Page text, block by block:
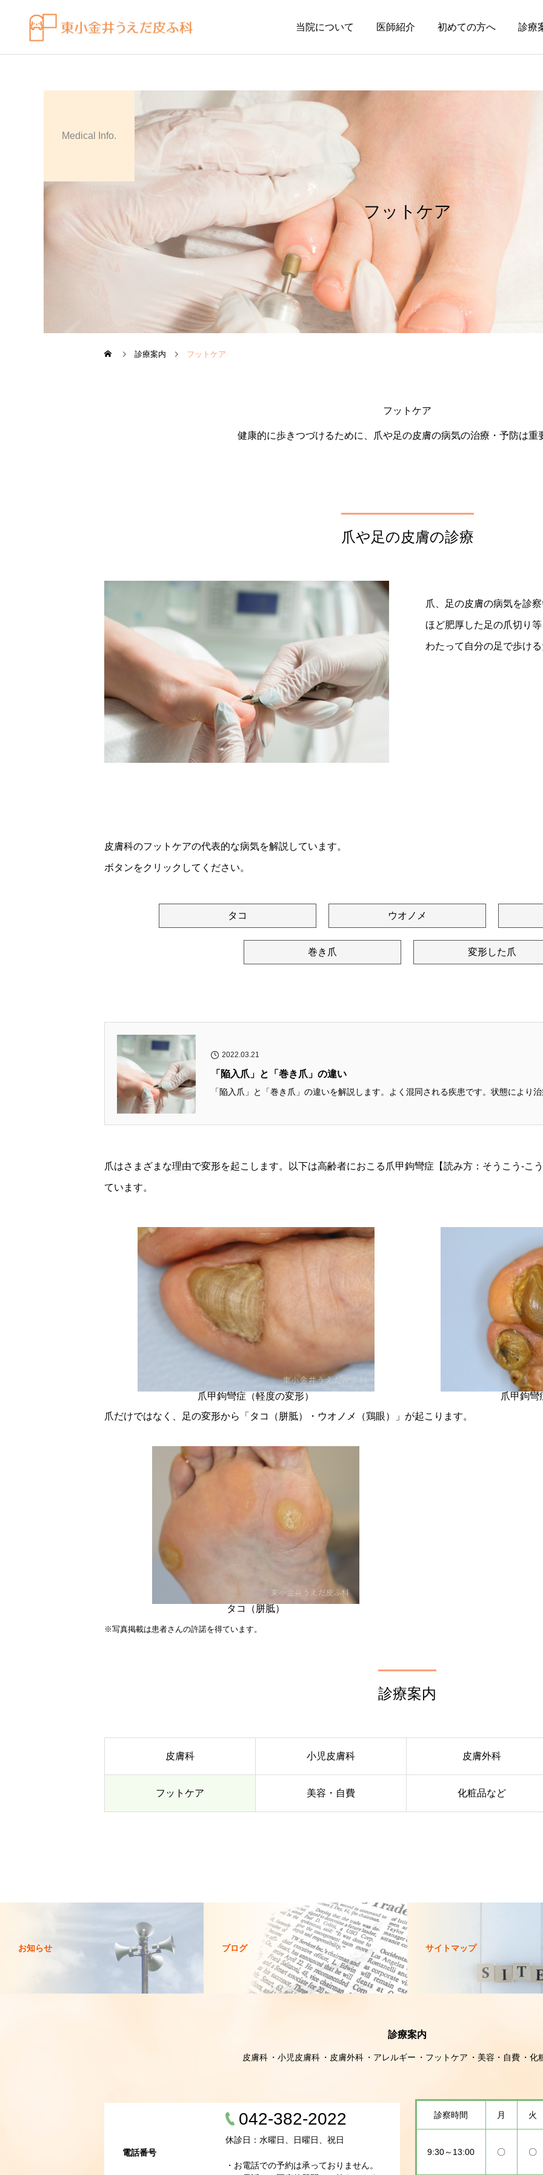
当院について 医師紹介 初めての方へ 診療
ビラノア（ビラスチン）を
水虫（足白癬）を放置する
円形脱毛症になぜ「光」が
～エキシマライト（紫外線
療法）の効果について～
フットケア
Medical Info.
診療案内 フットケア
フットケア
健康的に歩きつづけるために、爪や足の皮膚の病気の治療・予防は重
爪や足の皮膚の診療
爪、足の皮膚の病気を診
ほど肥厚した足の爪切り
わたって自分の足で歩け
皮膚科のフットケアの代表的な病気を解説しています。
ボタンをクリックしてください。
タコ ウオノメ
巻き爪 変形した爪
2022.03.21
「陥入爪」と「巻き爪」の違い
「陥入爪」と「巻き爪」の違いを解説します。よく混同される疾患です。状態により
爪はさまざまな理由で変形を起こします。以下は高齢者におこる爪甲鉤彎症【読み方：そうこう-こ
ています。
爪甲鉤彎症（軽度の変形）
爪甲鉤彎
爪だけではなく、足の変形から「タコ（胼胝）・ウオノメ（鶏眼）」が起こります。
タコ（胼胝）
※写真掲載は患者さんの許諾を得ています。
診療案内
皮膚科 小児皮膚科 皮膚外科
フットケア 美容・自費 化粧品など
お知らせ ブログ サイトマップ
診療案内
皮膚科 小児皮膚科 皮膚外科 アレルギー フットケア 美容・自費 化
電話番号
042-382-2022
休診日：水曜日、日曜日、祝日
・お電話での予約は承っておりません。
診察時間 月 火
9:30～13:00 〇 〇